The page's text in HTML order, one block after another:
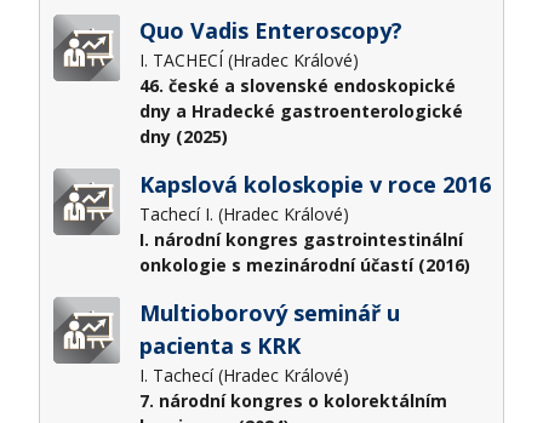
Quo Vadis Enteroscopy?
I. TACHECÍ (Hradec Králové)
46. české a slovenské endoskopické
dny a Hradecké gastroenterologické
dny (2025)
Kapslová koloskopie v roce 2016
Tachecí I. (Hradec Králové)
I. národní kongres gastrointestinální
onkologie s mezinárodní účastí (2016)
Multioborový seminář u
pacienta s KRK
I. Tachecí (Hradec Králové)
7. národní kongres o kolorektálním